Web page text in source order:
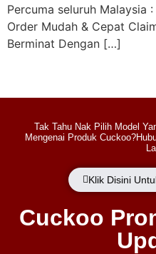
Percuma seluruh Malaysia
Order Mudah & Cepat
Berminat Dengan […]
Tak Tahu Nak Pilih Model
Mengenai Produk
Klik Disini
Cuckoo